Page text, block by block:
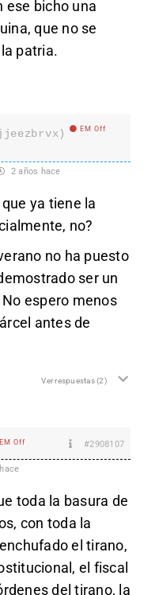
ese bicho una
que no se
patria.
EM Off
2 años hace
ya tiene la
no?
no ha puesto
ser un
espero menos
antes de
Ver respuestas(2)
EM Off #2908107
toda la basura de
con toda la
el tirano,
el fiscal
del tirano, la